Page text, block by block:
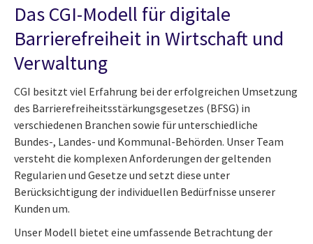
Das CGI-Modell für digitale
Barrierefreiheit in Wirtschaft und
Verwaltung
CGI besitzt viel Erfahrung bei der erfolgreichen Umsetzung
des Barrierefreiheitsstärkungsgesetzes (BFSG) in
verschiedenen Branchen sowie für unterschiedliche
Bundes-, Landes- und Kommunal-Behörden. Unser Team
versteht die komplexen Anforderungen der geltenden
Regularien und Gesetze und setzt diese unter
Berücksichtigung der individuellen Bedürfnisse unserer
Kunden um.
Unser Modell bietet eine umfassende Betrachtung der